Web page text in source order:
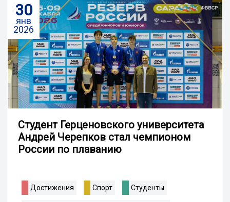
30
янв
2026
Студент Герценовского университета
Андрей Черепков стал чемпионом
России по плаванию
Достижения Спорт Студенты